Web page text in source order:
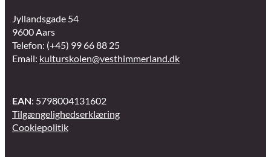
Jyllandsgade 54
9600 Aars
Telefon: (+45) 99 66 88 25
Email: kulturskolen@vesthimmerland.dk
EAN: 5798004131602
Tilgængelighedserklæring
Cookiepolitik